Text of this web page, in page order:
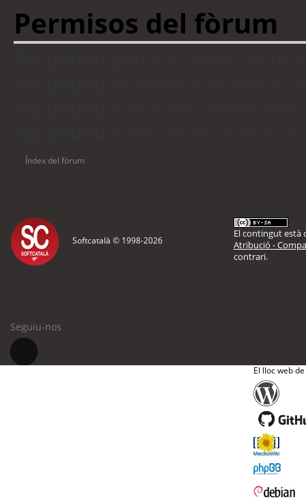
Permisos del fòrum
Índex del fòrum
Softcatalà © 1998-2026
El contingut està
Atribució -
contrari.
Seguiu-nos
El lloc web